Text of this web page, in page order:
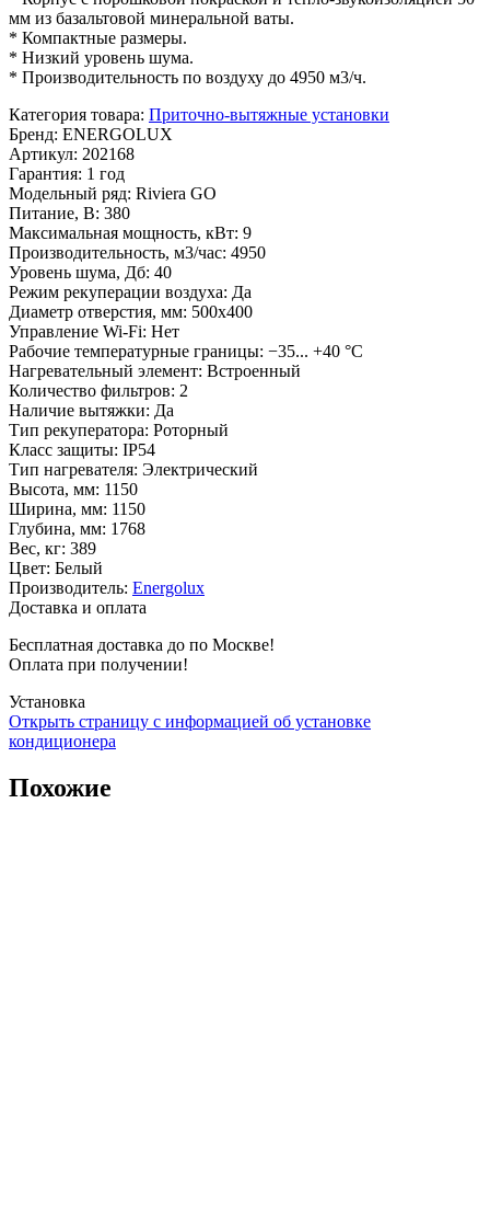
мм из базальтовой минеральной ваты.
* Компактные размеры.
* Низкий уровень шума.
* Производительность по воздуху до 4950 м3/ч.
Категория товара: Приточно-вытяжные установки
Бренд: ENERGOLUX
Артикул: 202168
Гарантия: 1 год
Модельный ряд: Riviera GO
Питание, В: 380
Максимальная мощность, кВт: 9
Производительность, м3/час: 4950
Уровень шума, Дб: 40
Режим рекуперации воздуха: Да
Диаметр отверстия, мм: 500x400
Управление Wi-Fi: Нет
Рабочие температурные границы: −35... +40 °С
Нагревательный элемент: Встроенный
Количество фильтров: 2
Наличие вытяжки: Да
Тип рекуператора: Роторный
Класс защиты: IP54
Тип нагревателя: Электрический
Высота, мм: 1150
Ширина, мм: 1150
Глубина, мм: 1768
Вес, кг: 389
Цвет: Белый
Производитель: Energolux
Доставка и оплата
Бесплатная доставка до по Москве!
Оплата при получении!
Установка
Открыть страницу с информацией об установке
кондиционера
Похожие